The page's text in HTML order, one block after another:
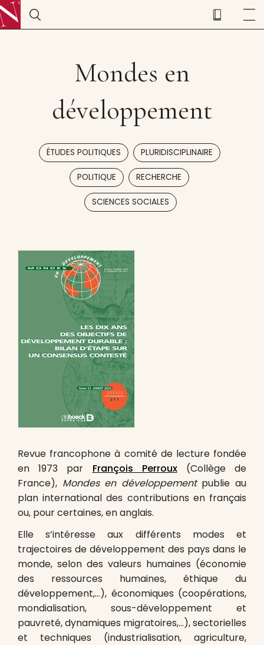
Mondes en
développement
ÉTUDES POLITIQUES PLURIDISCIPLINAIRE
POLITIQUE , RECHERCHE
SCIENCES SOCIALES
Revue francophone à comité de lecture fondée
en 1973 par François Perroux(Collège de
France), Mondes en développementpublie au
plan international des contributions en français
ou, pour certaines, en anglais.
Elle s’intéresse aux différents modes et
trajectoires de développement des pays dans le
monde, selon des valeurs humaines (économie
des ressources humaines, éthique du
développement,…), économiques (coopérations,
mondialisation, sous-développement et
pauvreté, dynamiques migratoires,…), sectorielles
et techniques (industrialisation, agriculture,